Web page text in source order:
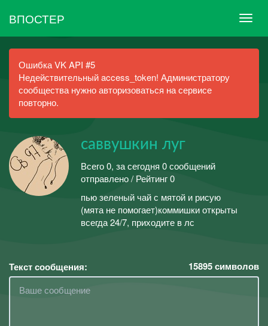
ВПОСТЕР
Ошибка VK API #5
Недействительный access_token! Администратору
сообщества нужно авторизоваться на сервисе
повторно.
саввушкин луг
Всего 0, за сегодня 0 сообщений
отправлено / Рейтинг 0
пью зеленый чай с мятой и рисую
(мята не помогает)коммишки открыты
всегда 24/7, приходите в лс
Текст сообщения: 15895символов